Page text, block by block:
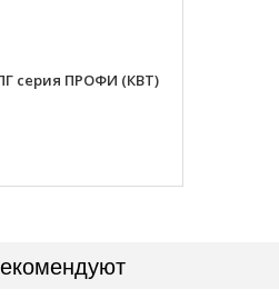
серия ПРОФИ (КВТ)